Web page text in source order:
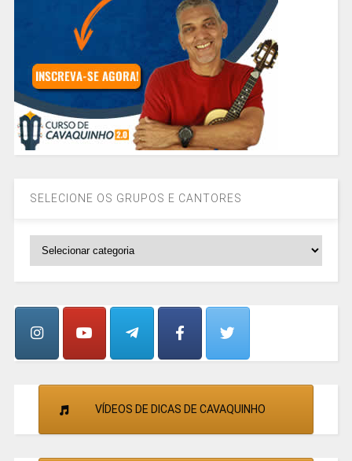
SELECIONE OS GRUPOS E CANTORES
SELECIONE
CANTORES
VÍDEOS DE DICAS DE CAVAQUINHO